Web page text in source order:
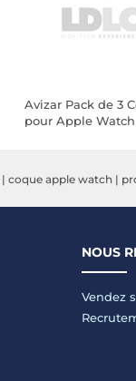
Avizar Pack de 3
pour Apple Watch
| coque apple watch |
NOUS
Vendez